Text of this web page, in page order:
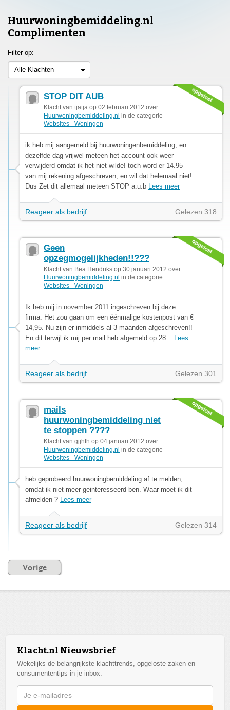
Huurwoningbemiddeling.nl
Complimenten
Filter op:
Alle Klachten
STOP DIT AUB
Klacht van tjatja op 02 februari 2012 over
Huurwoningbemiddeling.nl in de categorie
Websites - Woningen
ik heb mij aangemeld bij huurwoningenbemiddeling, en
dezelfde dag vrijwel meteen het account ook weer
verwijderd omdat ik het niet wilde! toch word er 14.95
van mij rekening afgeschreven, en wil dat helemaal niet!
Dus Zet dit allemaal meteen STOP a.u.b Lees meer
Reageer als bedrijf Gelezen 318
Geen
opzegmogelijkheden!!???
Klacht van Bea Hendriks op 30 januari 2012 over
Huurwoningbemiddeling.nl in de categorie
Websites - Woningen
Ik heb mij in november 2011 ingeschreven bij deze
firma. Het zou gaan om een éénmalige kostenpost van €
14,95. Nu zijn er inmiddels al 3 maanden afgeschreven!!
En dit terwijl ik mij per mail heb afgemeld op 28... Lees
meer
Reageer als bedrijf Gelezen 301
mails
huurwoningbemiddeling niet
te stoppen ????
Klacht van gjjhth op 04 januari 2012 over
Huurwoningbemiddeling.nl in de categorie
Websites - Woningen
heb geprobeerd huurwoningbemiddeling af te melden,
omdat ik niet meer geinteresseerd ben. Waar moet ik dit
afmelden ? Lees meer
Reageer als bedrijf Gelezen 314
Vorige
Klacht.nl Nieuwsbrief
Wekelijks de belangrijkste klachttrends, opgeloste zaken en
consumententips in je inbox.